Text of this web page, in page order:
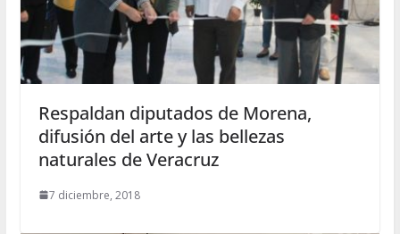
Respaldan diputados de Morena,
difusión del arte y las bellezas
naturales de Veracruz
7 diciembre, 2018